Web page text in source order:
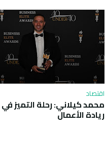
اقتصاد
محمد كيلاني: رحلة التميز في
ريادة الأعمال